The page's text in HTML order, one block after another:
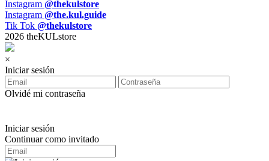
Instagram @thekulstore
Instagram @the.kul.guide
Tik Tok @thekulstore
2026 theKULstore
×
Iniciar sesión
Olvidé mi contraseña
Iniciar sesión
Continuar como invitado